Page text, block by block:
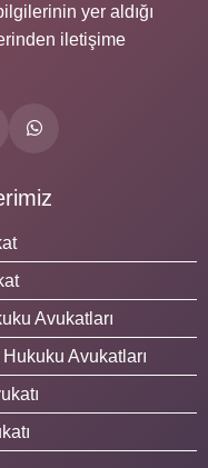
yer aldığı
iletişime
Avukatları
Avukatları